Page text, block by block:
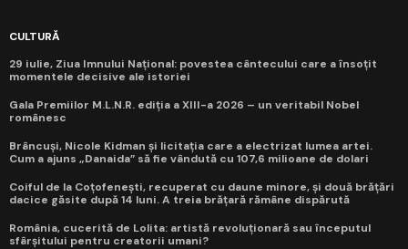
CULTURĂ
29 iulie, Ziua Imnului Național: povestea cântecului care a însoțit
momentele decisive ale istoriei
Gala Premiilor M.L.N.R. ediția a XIII-a 2026 – un veritabil Nobel
românesc
Brâncuși, Nicole Kidman și licitația care a electrizat lumea artei.
Cum a ajuns „Danaida” să fie vândută cu 107,6 milioane de dolari
Coiful de la Coțofenești, recuperat cu daune minore, și două brățări
dacice găsite după 14 luni. A treia brățară rămâne dispărută
România, cucerită de Lolita: artistă revoluționară sau începutul
sfârșitului pentru creatorii umani?